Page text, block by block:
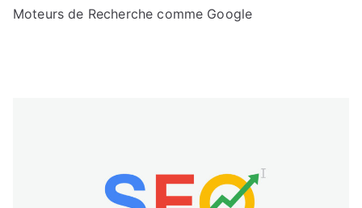
Moteurs de Recherche comme Google